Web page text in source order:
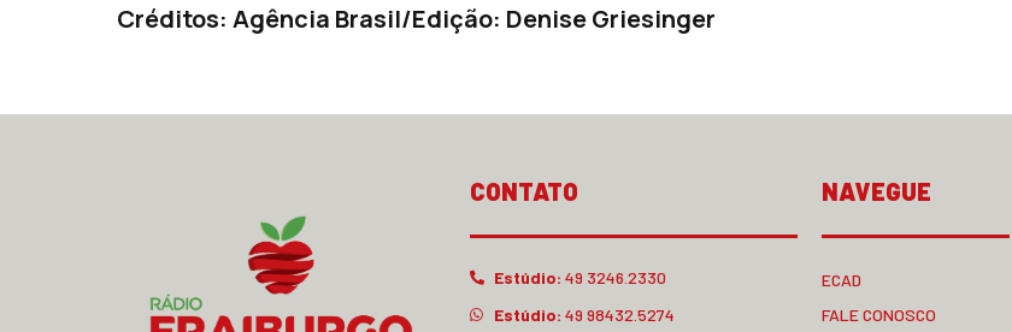
Créditos: Agência Brasil/Edição: Denise Griesinger
CONTATO
Estúdio: 49 3246.2330
Estúdio: 49 98432.5274
NAVEGUE
ECAD
FALE CONOSCO